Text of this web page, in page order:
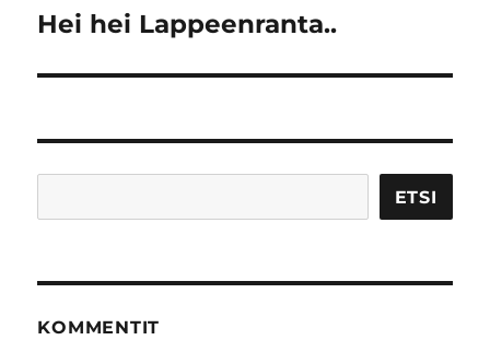
Seuraava
Hei hei Lappeenranta..
ETSI
KOMMENTIT